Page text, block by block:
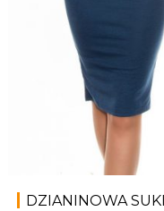
DZIANINOWA